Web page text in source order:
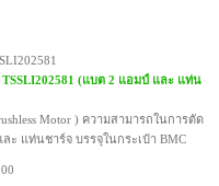
(แบต 2 แอมป์ และ แท่น
Motor ) ความสามารถในการตัด
แท่นชาร์จ บรรจุในกระเป๋า BMC